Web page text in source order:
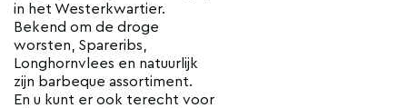
in het Westerkwartier.
Bekend om de droge
worsten, Spareribs,
Longhornvlees en natuurlijk
zijn barbeque assortiment.
En u kunt er ook terecht voor